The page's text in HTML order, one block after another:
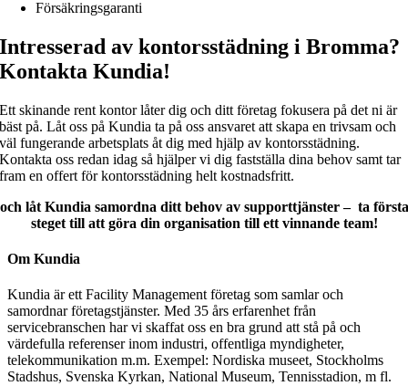
Försäkringsgaranti
Intresserad av kontorsstädning i Bromma?
Kontakta Kundia!
Ett skinande rent kontor låter dig och ditt företag fokusera på det ni är
bäst på. Låt oss på Kundia ta på oss ansvaret att skapa en trivsam och
väl fungerande arbetsplats åt dig med hjälp av kontorsstädning.
Kontakta oss redan idag så hjälper vi dig fastställa dina behov samt tar
fram en offert för kontorsstädning helt kostnadsfritt.
och låt Kundia samordna ditt behov av supporttjänster – ta första
steget till att göra din organisation till ett vinnande team!
Om Kundia
Kundia är ett Facility Management företag som samlar och
samordnar företagstjänster. Med 35 års erfarenhet från
servicebranschen har vi skaffat oss en bra grund att stå på och
värdefulla referenser inom industri, offentliga myndigheter,
telekommunikation m.m. Exempel: Nordiska museet, Stockholms
Stadshus, Svenska Kyrkan, National Museum, Tennisstadion, m fl.